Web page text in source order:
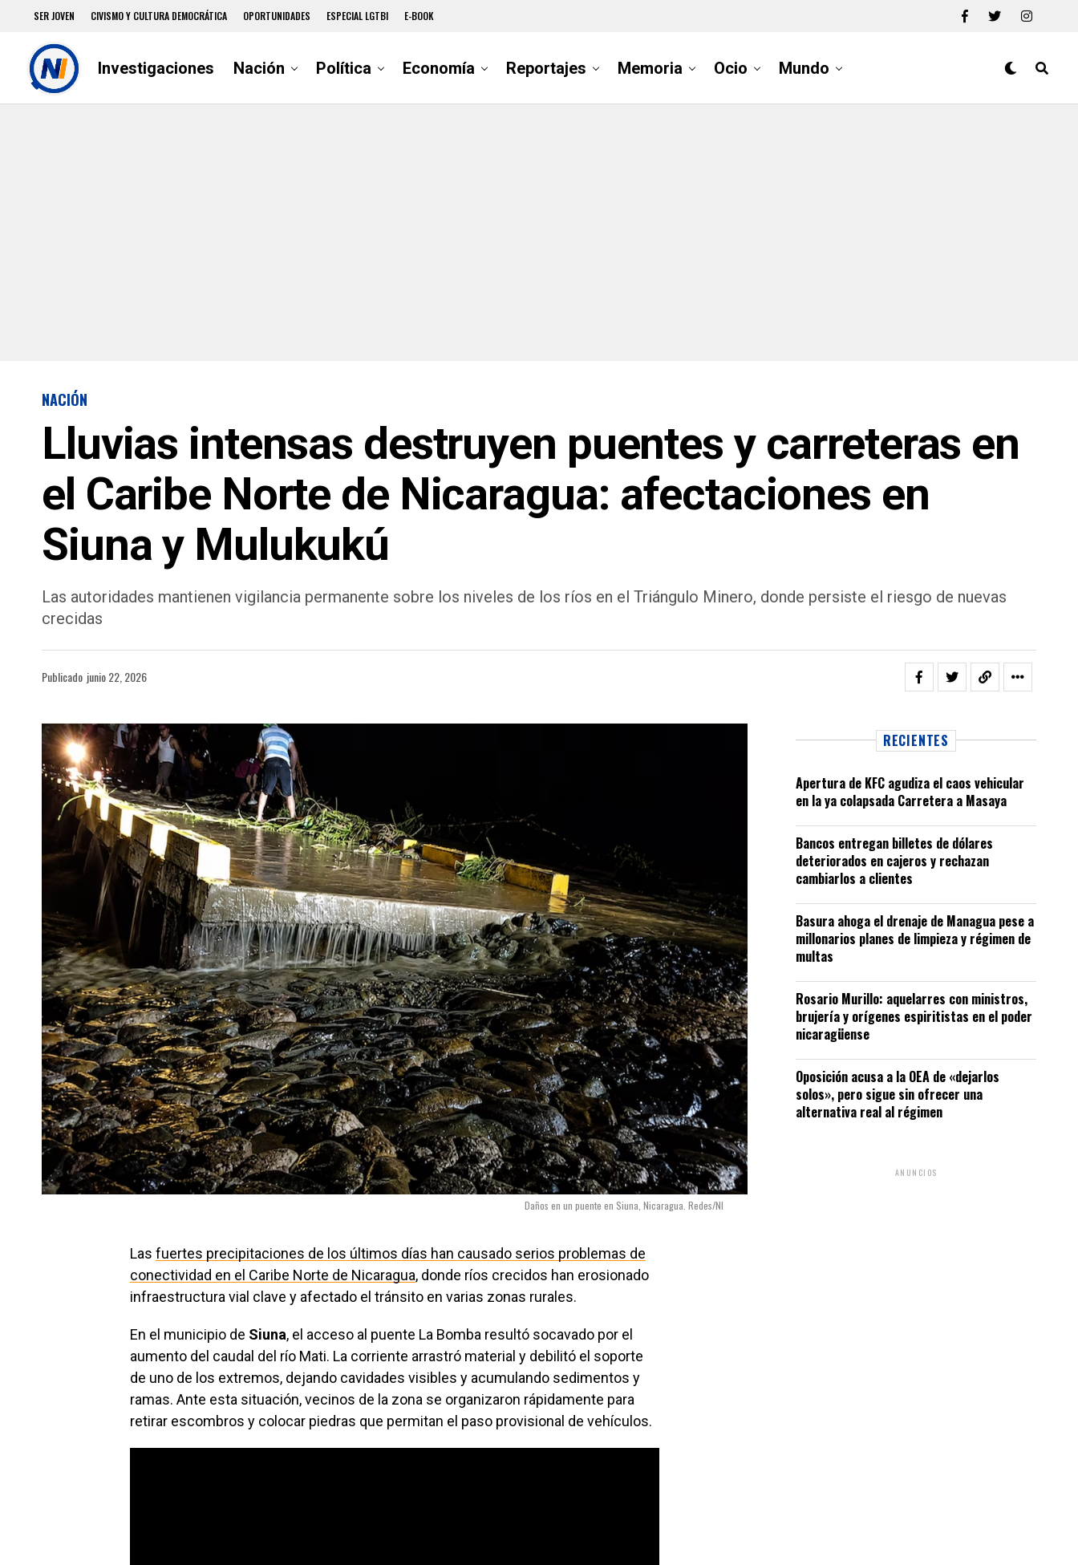
SER JOVEN CIVISMO Y CULTURA DEMOCRÁTICA OPORTUNIDADES ESPECIAL LGTBI E-BOOK
Investigaciones Nación Política Economía Reportajes Memoria Ocio Mundo
NACIÓN
Lluvias intensas destruyen puentes y carreteras en
el Caribe Norte de Nicaragua: afectaciones en
Siuna y Mulukukú
Las autoridades mantienen vigilancia permanente sobre los niveles de los ríos en el Triángulo Minero, donde persiste el riesgo de nuevas
crecidas
Publicado junio 22, 2026
Daños en un puente en Siuna, Nicaragua. Redes/NI
Las fuertes precipitaciones de los últimos días han causado serios problemas de
conectividad en el Caribe Norte de Nicaragua, donde ríos crecidos han erosionado
infraestructura vial clave y afectado el tránsito en varias zonas rurales.
En el municipio de Siuna, el acceso al puente La Bomba resultó socavado por el
aumento del caudal del río Mati. La corriente arrastró material y debilitó el soporte
de uno de los extremos, dejando cavidades visibles y acumulando sedimentos y
ramas. Ante esta situación, vecinos de la zona se organizaron rápidamente para
retirar escombros y colocar piedras que permitan el paso provisional de vehículos.
RECIENTES
Apertura de KFC agudiza el caos vehicular
en la ya colapsada Carretera a Masaya
Bancos entregan billetes de dólares
deteriorados en cajeros y rechazan
cambiarlos a clientes
Basura ahoga el drenaje de Managua pese a
millonarios planes de limpieza y régimen de
multas
Rosario Murillo: aquelarres con ministros,
brujería y orígenes espiritistas en el poder
nicaragüense
Oposición acusa a la OEA de «dejarlos
solos», pero sigue sin ofrecer una
alternativa real al régimen
ANUNCIOS